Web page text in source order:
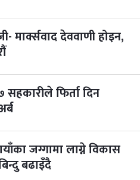
मार्क्सवाद देववाणी होइन,
फिर्ता दिन
जग्गामा लाग्ने विकास
बढाइँदै